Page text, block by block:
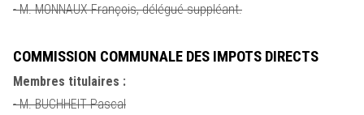
- M. MONNAUX François, délégué suppléant.
COMMISSION COMMUNALE DES IMPOTS DIRECTS
Membres titulaires :
- M. BUCHHEIT Pascal